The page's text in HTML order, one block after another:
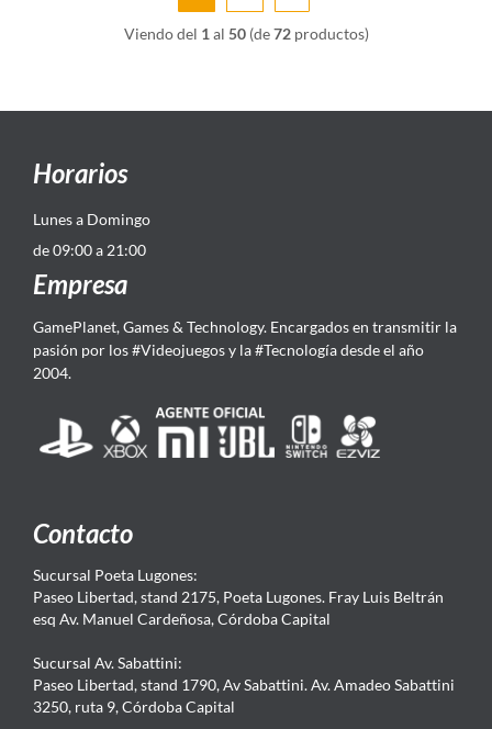
Viendo del 1 al 50(de72productos)
Horarios
Lunes a Domingo
de 09:00 a 21:00
Empresa
GamePlanet, Games & Technology. Encargados en transmitir la
pasión por los #Videojuegos y la #Tecnología desde el año
2004.
Contacto
Sucursal Poeta Lugones:
Paseo Libertad, stand 2175, Poeta Lugones. Fray Luis Beltrán
esq Av. Manuel Cardeñosa, Córdoba Capital
Sucursal Av. Sabattini:
Paseo Libertad, stand 1790, Av Sabattini. Av. Amadeo Sabattini
3250, ruta 9, Córdoba Capital